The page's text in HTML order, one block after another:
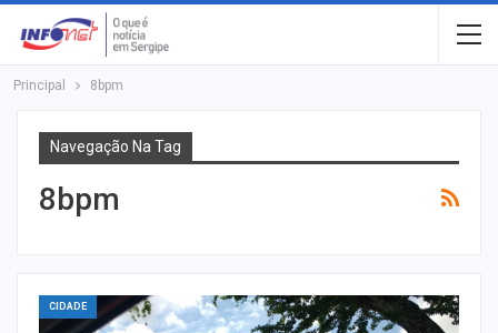
Principal 8bpm
Navegação Na Tag
8bpm
CIDADE